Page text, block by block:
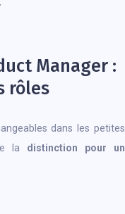
Manager :
rôles
dans les petites
la distinction pour un